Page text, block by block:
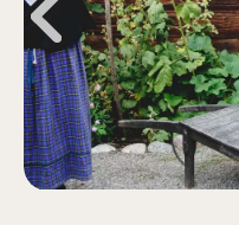
dagligen.
Bergbanan kostar
35:- för uppfärd
och nedfärd för alla
över 4 år.
Rullstolsburna med